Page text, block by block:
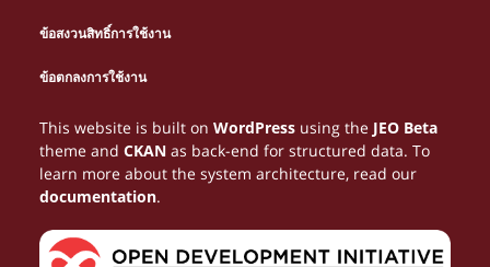
ข้อสงวนสิทธิ์การใช้งาน
NETTIKASINOTtarjoavat loistavia mahdollisuuksia
voi muuttua viihteestä lisätuloksi.
από τοHTTPS://NEWONLINECASINOS-GR.COM/
και να αυξήσεις τα πιθανά σου κέρδη.
grâce au
aide à maximiser les bénéfices potentiels.
ข้อตกลงการใช้งาน
BOHATSTVÍ. NAVŠTIVTE LIZAROa užijte si vzrušující
hry a bezpečné výplaty. Udělejte první krok k velkým
výhrám ještě dnes!
КАЗИНОв которых легко ориентироваться, и
олимп казино соответствует такому ожиданию.
BETGR8has it all!
high odds, exclusive promotions and a clear
platform.
mutta gambling peleistäPLINKOon erityisen
suosittu. Pelaajat pitävät sen helppoudesta ja
jännittävästä mahdollisuudesta kasvattaa tuloja
növekszik. Az online gaming egyik legnépszerűbb
formája az ONLINE CASINO , ahol a játékosok
biztonságos környezetben próbálhatják ki
becomes more rewarding with strategic play. Many
explore SWEET BONANZA to understand the best
methods for earning money while enjoying safe,
to online gaming, where convenience and winning
opportunities expand daily. Using trusted resources
likeHTTPS://BELGIQUE-CASINOS.BE/
turning fun gambling sessions into possible
At our online casino, you can win money from the
PLINKOS.HU
moment you join. Play thrilling games,
unlock bonus features, and hit that jackpot. It’s all
Choose from hundreds of games like roulette or
poker. Use promotions to your advantage. Manage
yourHTTPS://PARHAATUUDETNETTIKASINOT.FI/
websites. Keep emotions out of it. Gambling success
at our online casino, grab
HTTPS://CHICKENROADPLAY.ONLINE/your no deposit
free spins, and go for the jackpot. Experience
winning money today!
This website is built onWordPress using the JEO Beta
theme andCKAN as back-end for structured data. To
learn more about the system architecture, read our
documentation.